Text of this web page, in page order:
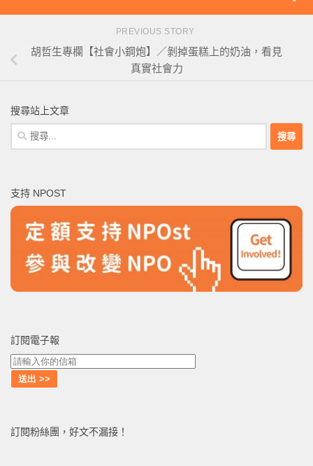
PREVIOUS STORY
胡哲生專欄【社會小鋼炮】／剝掉蛋糕上的奶油，看見
真實社會力
搜尋站上文章
搜
尋
字:
支持 NPOST
訂閱電子報
訂閱粉絲團，好文不漏接！